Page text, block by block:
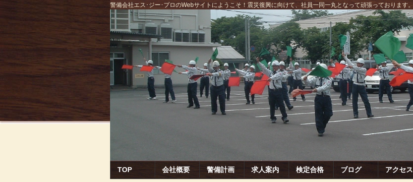
警備会社エス･ジー･プロのWebサイトにようこそ！震災復興に向けて、社員一同一丸となって頑張っております。
TOP 会社概要 警備計画 求人案内 検定合格 ブログ アクセス